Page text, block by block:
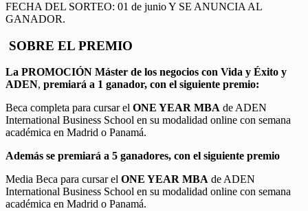
FECHA DEL SORTEO: 01 de junio Y SE ANUNCIA AL
GANADOR.
SOBRE EL PREMIO
La PROMOCIÓN Máster de los negocios con Vida y Éxito y
ADEN, premiará a 1 ganador, con el siguiente premio:
Beca completa para cursar el ONE YEAR MBA de ADEN
International Business School en su modalidad online con semana
académica en Madrid o Panamá.
Además se premiará a 5 ganadores, con el siguiente premio
Media Beca para cursar el ONE YEAR MBA de ADEN
International Business School en su modalidad online con semana
académica en Madrid o Panamá.